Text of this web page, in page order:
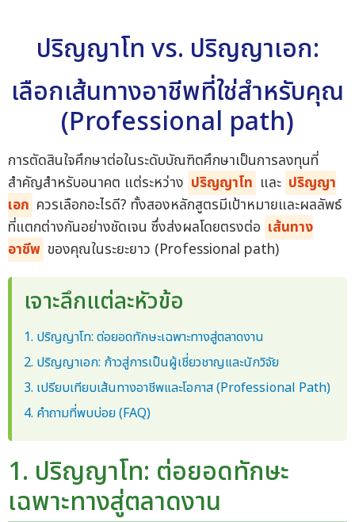
ปริญญาโท vs. ปริญญาเอก:
เลือกเส้นทางอาชีพที่ใช่สำหรับคุณ
(Professional path)
การตัดสินใจศึกษาต่อในระดับบัณฑิตศึกษาเป็นการลงทุนที่
สำคัญสำหรับอนาคต แต่ระหว่าง ปริญญาโท และ ปริญญา
เอก ควรเลือกอะไรดี? ทั้งสองหลักสูตรมีเป้าหมายและผลลัพธ์
ที่แตกต่างกันอย่างชัดเจน ซึ่งส่งผลโดยตรงต่อ เส้นทาง
อาชีพ ของคุณในระยะยาว (Professional path)
เจาะลึกแต่ละหัวข้อ
1. ปริญญาโท: ต่อยอดทักษะเฉพาะทางสู่ตลาดงาน
2. ปริญญาเอก: ก้าวสู่การเป็นผู้เชี่ยวชาญและนักวิจัย
3. เปรียบเทียบเส้นทางอาชีพและโอกาส (Professional Path)
4. คำถามที่พบบ่อย (FAQ)
1. ปริญญาโท: ต่อยอดทักษะ
เฉพาะทางสู่ตลาดงาน